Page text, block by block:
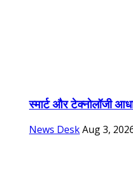
स्मार्ट और टेक्नोलॉजी
News DeskAug 3,